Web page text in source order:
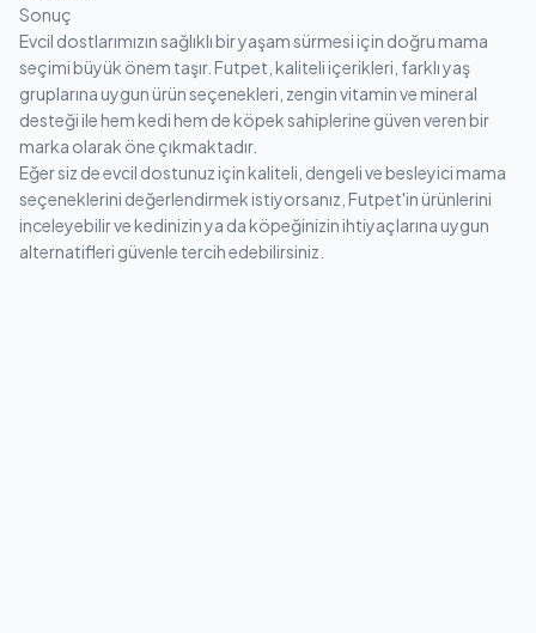
Sonuç
Evcil dostlarımızın sağlıklı bir yaşam sürmesi için doğru mama
seçimi büyük önem taşır. Futpet, kaliteli içerikleri, farklı yaş
gruplarına uygun ürün seçenekleri, zengin vitamin ve mineral
desteği ile hem kedi hem de köpek sahiplerine güven veren bir
marka olarak öne çıkmaktadır.
Eğer siz de evcil dostunuz için kaliteli, dengeli ve besleyici mama
seçeneklerini değerlendirmek istiyorsanız, Futpet'in ürünlerini
inceleyebilir ve kedinizin ya da köpeğinizin ihtiyaçlarına uygun
alternatifleri güvenle tercih edebilirsiniz.